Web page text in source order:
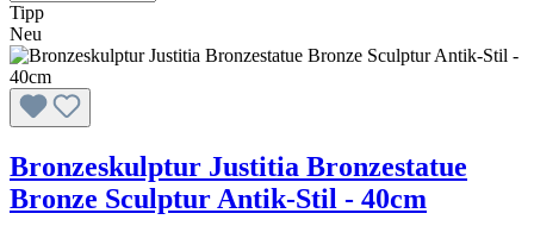
Tipp
Neu
Bronzeskulptur Justitia Bronzestatue
Bronze Sculptur Antik-Stil - 40cm